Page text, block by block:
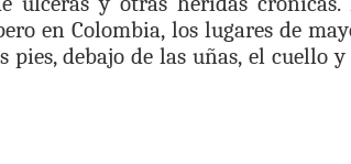
en Colombia, los lugares de
debajo de las uñas, el cuello y